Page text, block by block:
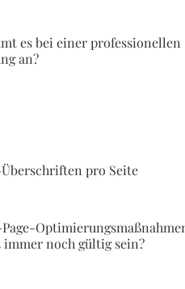
es bei einer professionellen
an?
pro Seite
immer noch gültig sein?